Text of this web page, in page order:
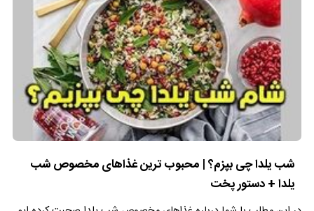
شب یلدا چی بپزم؟ | محبوب ترین غذاهای مخصوص شب
یلدا + دستور پخت